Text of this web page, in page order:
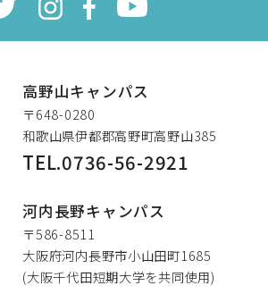
高野山キャンパス
〒648-0280
和歌山県伊都郡高野町高野山385
TEL.0736-56-2921
河内長野キャンパス
〒586-8511
大阪府河内長野市小山田町1685
(大阪千代田短期大学を共同使用)